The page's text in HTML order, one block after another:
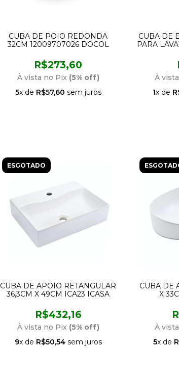
CUBA DE POIO REDONDA
32CM 12009707026 DOCOL
R$273,60
À vista no Pix (5% off)
5x de R$57,60 sem juros
CUBA DE
PARA
À
1x de
ESGOTADO
CUBA DE APOIO RETANGULAR
36,3CM X 49CM ICA23 ICASA
R$432,16
À vista no Pix (5% off)
9x de R$50,54sem juros
CUBA DE
X
À
5x de